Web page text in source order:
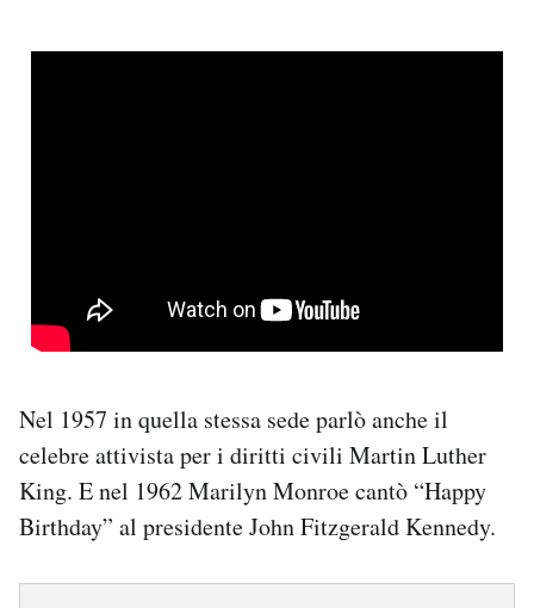
Nel 1957 in quella stessa sede parlò anche il
celebre attivista per i diritti civili Martin Luther
King. E nel 1962 Marilyn Monroe cantò “Happy
Birthday” al presidente John Fitzgerald Kennedy.